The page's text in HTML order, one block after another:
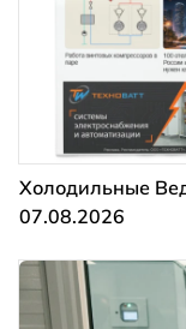
Холодильные
07.08.2026